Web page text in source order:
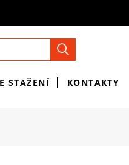
STAŽENÍ KONTAKTY